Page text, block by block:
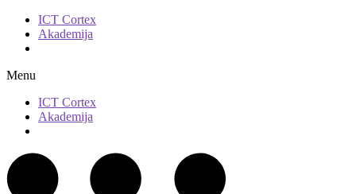
ICT Cortex
Akademija
Menu
ICT Cortex
Akademija